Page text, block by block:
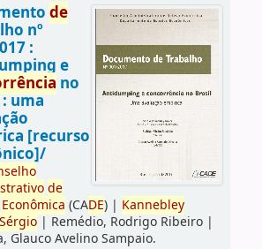
de
nº
:
e
no
uma
[recurso
de
Econômica (CADE)| Kannebley
Sérgio| Remédio, Rodrigo Ribeiro|
Glauco Avelino Sampaio.